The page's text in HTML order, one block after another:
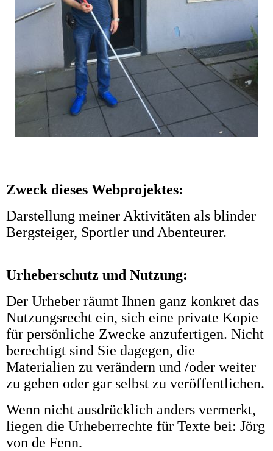
Zweck dieses Webprojektes:
Darstellung meiner Aktivitäten als blinder
Bergsteiger, Sportler und Abenteurer.
Urheberschutz und Nutzung:
Der Urheber räumt Ihnen ganz konkret das
Nutzungsrecht ein, sich eine private Kopie
für persönliche Zwecke anzufertigen. Nicht
berechtigt sind Sie dagegen, die
Materialien zu verändern und /oder weiter
zu geben oder gar selbst zu veröffentlichen.
Wenn nicht ausdrücklich anders vermerkt,
liegen die Urheberrechte für Texte bei: Jörg
von de Fenn.